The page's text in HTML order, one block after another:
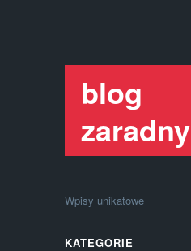
blog
zaradny
Wpisy unikatowe
KATEGORIE